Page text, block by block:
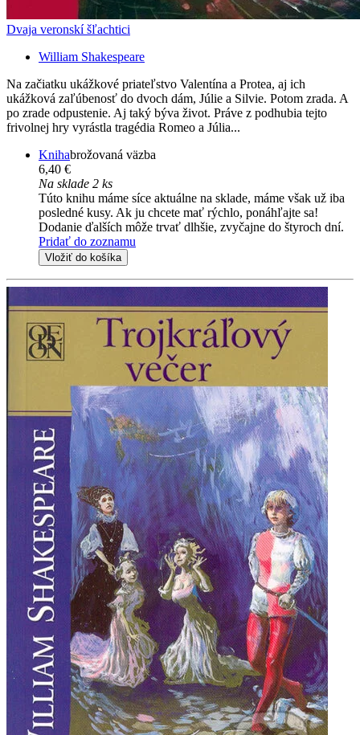
Dvaja veronskí šľachtici
William Shakespeare
Na začiatku ukážkové priateľstvo Valentína a Protea, aj ich
ukážková zaľúbenosť do dvoch dám, Júlie a Silvie. Potom zrada. A
po zrade odpustenie. Aj taký býva život. Práve z podhubia tejto
frivolnej hry vyrástla tragédia Romeo a Júlia...
Knihabrožovaná väzba
6,40 €
Na sklade 2 ks
Túto knihu máme síce aktuálne na sklade, máme však už iba
posledné kusy. Ak ju chcete mať rýchlo, ponáhľajte sa!
Dodanie ďalších môže trvať dlhšie, zvyčajne do štyroch dní.
Pridať do zoznamu
Vložiť do košíka